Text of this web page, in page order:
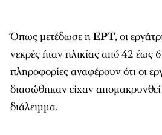
Όπως μετέδωσε ηΕΡΤ, οι
νεκρές ήταν ηλικίας από 42 έως
πληροφορίες αναφέρουν ότι οι
διασώθηκαν είχαν
διάλειμμα.